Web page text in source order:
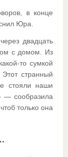
в конце
Юра.
двадцать
с домом. Из
то сумкой
странный
стояли наши
— сообразила
только она